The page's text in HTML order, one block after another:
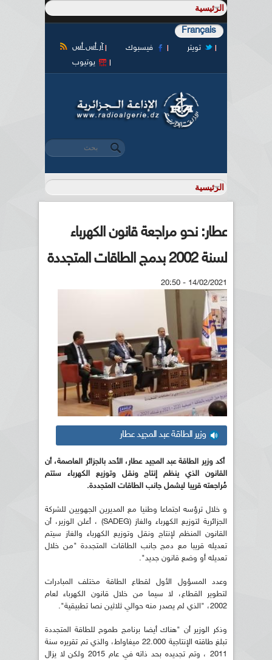
Français
آر أس أس فيسبوك
تويتر
يوتيوب
استمارة البحث
‏بحث ‏
عطار: نحو مراجعة قانون الكهرباء
لسنة 2002 بدمج الطاقات المتجددة
14/02/2021 - 20:50
وزير الطاقة عبد المجيد عطار
أكد وزير الطاقة عبد المجيد عطار، الأحد بالجزائر العاصمة، أن
القانون الذي ينظم إنتاج ونقل وتوزيع الكهرباء ستتم
مُراجعته قريبا ليشمل جانب الطاقات المتجددة.
و خلال ترؤسه اجتماعا وطنيا مع المديرين الجهويين للشركة
الجزائرية لتوزيع الكهرباء والغاز (SADEG) ، أعلن الوزير، أن
القانون المنظم لإنتاج ونقل وتوزيع الكهرباء والغاز سيتم
تعديله قريبا مع دمج جانب الطاقات المتجددة "من خلال
تعديله أو وضع قانون جديد".
وعدد المسؤول الأول لقطاع الطاقة مختلف المبادرات
لتطوير القطاع، لا سيما من خلال قانون الكهرباء لعام
2002، "الذي لم يصدر منه حوالي ثلاثين نصا تطبيقية".
وذكر الوزير أن "هناك أيضا برنامج طموح للطاقة المتجددة
تبلغ طاقته الإنتاجية 22.000 ميغاواط، والذي تم تقريره سنة
2011 ، وتم تجديده بحد ذاته في عام 2015 ولكن لا يزال